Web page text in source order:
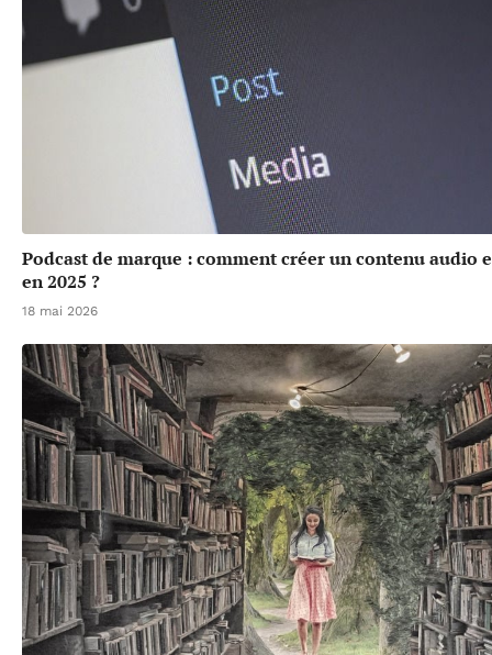
Podcast de marque : comment créer un contenu audio
en 2025 ?
18 mai 2026